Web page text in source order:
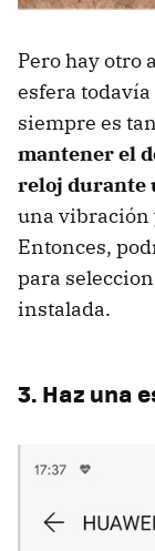
Pero hay otro
esfera
siempre es
mantener el
reloj durante
una vibración
Entonces,
para
instalada.
3. Haz una